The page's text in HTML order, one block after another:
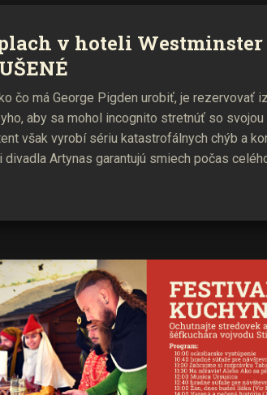
v hoteli Westminster
čo má George Pigden urobiť, je rezervovať
aby sa mohol incognito stretnúť so
však vyrobí sériu katastrofálnych chýb a
divadla Artynas garantujú smiech počas